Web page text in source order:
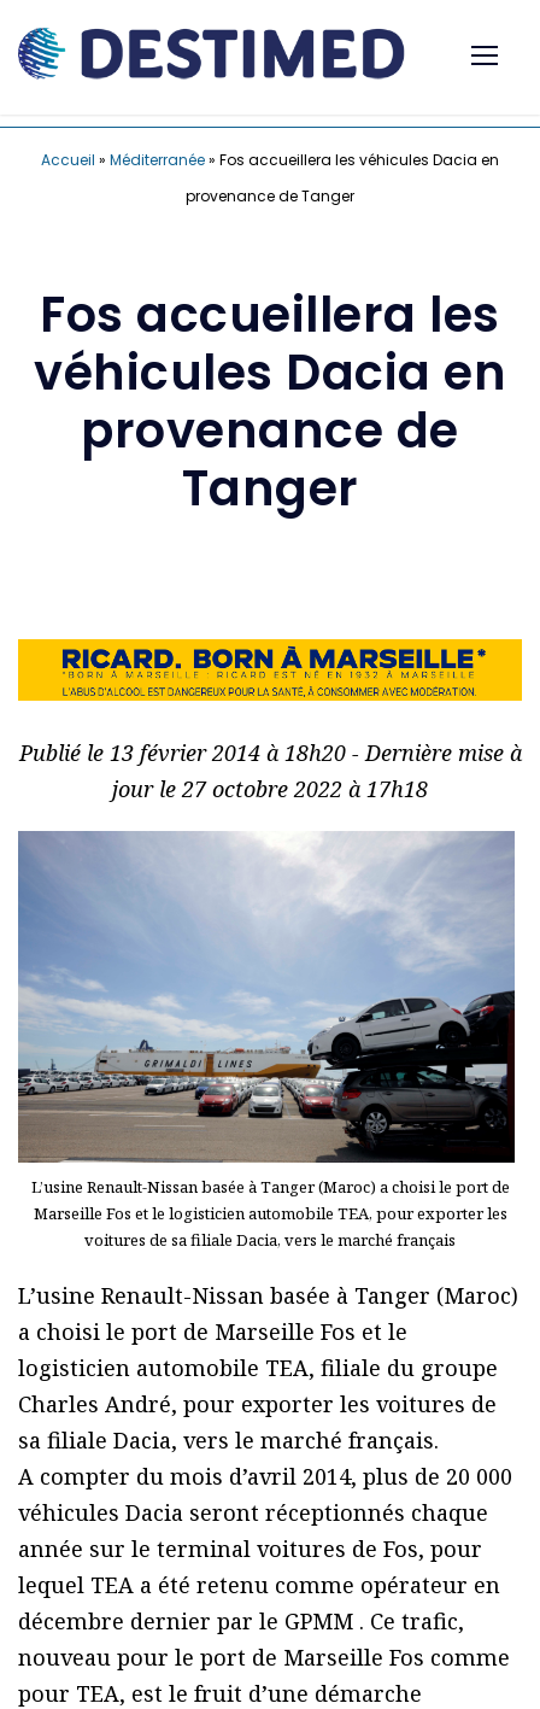
Accueil » Méditerranée» Fos accueillera les véhicules Dacia en
provenance de Tanger
Fos accueillera les
véhicules Dacia en
provenance de
Tanger
Publié le 13 février 2014 à 18h20 - Dernière mise à
jour le 27 octobre 2022 à 17h18
L’usine Renault-Nissan basée à Tanger (Maroc) a choisi le port de
Marseille Fos et le logisticien automobile TEA, pour exporter les
voitures de sa filiale Dacia, vers le marché français
L’usine Renault-Nissan basée à Tanger (Maroc)
a choisi le port de Marseille Fos et le
logisticien automobile TEA, filiale du groupe
Charles André, pour exporter les voitures de
sa filiale Dacia, vers le marché français.
A compter du mois d’avril 2014, plus de 20 000
véhicules Dacia seront réceptionnés chaque
année sur le terminal voitures de Fos, pour
lequel TEA a été retenu comme opérateur en
décembre dernier par le GPMM . Ce trafic,
nouveau pour le port de Marseille Fos comme
pour TEA, est le fruit d’une démarche